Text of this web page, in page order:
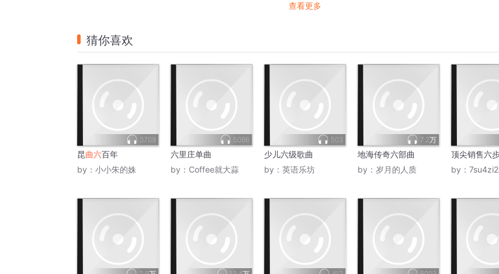
查看更多
猜你喜欢
3709
昆曲六百年
by： 小小朱的姝
5086
六里庄单曲
by： Coffee就大蒜
503
少儿六级歌曲
by： 英语乐坊
7.2万
地海传奇六部曲
by： 岁月的人质
顶尖销售六
by：